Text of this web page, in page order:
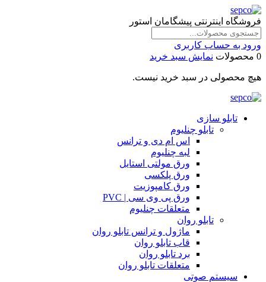
فروشگاه اینترنتی پیشگامان استور
ورود به حساب کاربری
0 محصولات
نمایش سبد خرید
هیچ محصولی در سبد خرید نیست.
تابلو سازی
تابلو چنلیوم
اس ام دی و ترانس
لبه چنلیوم
ورق مولتی استایل
ورق پلکسی
ورق کامپوزیت
ورق پی وی سی | PVC
متعلقات چنلیوم
تابلو روان
ماژول و ترانس تابلو روان
قاب تابلو روان
برد تابلو روان
متعلقات تابلو روان
سیستم صوتی